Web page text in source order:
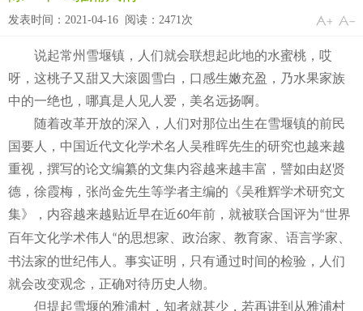
发表时间：2021-04-16 阅读： 2471次
说起常州雪堰镇，人们就会联想起此地的水蜜桃，哎
呀，这桃子又甜又大滚圆雪白，口感生嫩充盈，乃水果家族
中的一绝也，哪真是人见人爱，美名远扬啊。
随着改革开放的深入，人们对那位出生在雪堰镇的前民
国要人，中国近代文化学术名人吴稚晖先生的研究也越来越
重视，撰写的论文编纂的文集内容越来越丰富，譬如由赵贤
德，徐霞梅，张尚金先生等学者主编的《吴稚辉学术研究文
集》，内容越来越贴近早在近60年前，就被联合国评为“世界
百年文化学术伟人 “的思想家、政治家、教育家、语言学家、
书法家的世纪伟人。事实证明，只有通过时间的检验，人们
就会改变观念，正确对待历史人物。
但提起雪堰的雅浦村，知者就甚少，若再讲到从雅浦村